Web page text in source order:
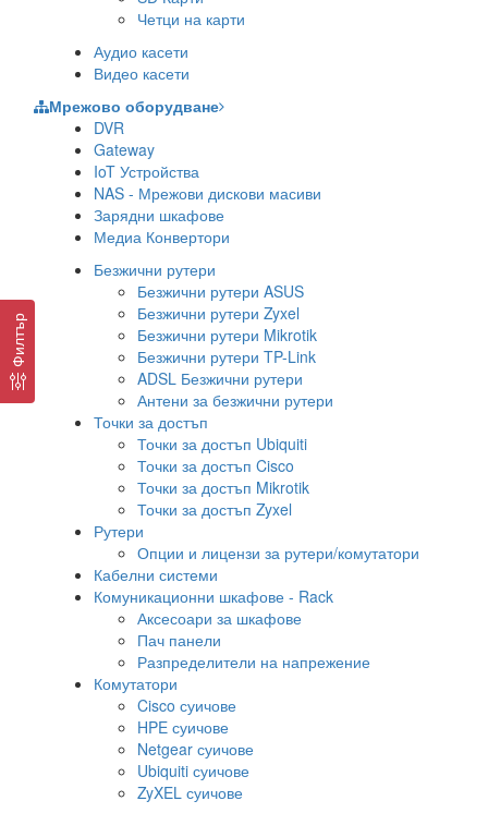
Четци на карти
Аудио касети
Видео касети
Мрежово оборудване
DVR
Gateway
IoT Устройства
NAS - Мрежови дискови масиви
Зарядни шкафове
Медиа Конвертори
Безжични рутери
Безжични рутери ASUS
Безжични рутери Zyxel
Безжични рутери Mikrotik
Безжични рутери TP-Link
ADSL Безжични рутери
Антени за безжични рутери
Точки за достъп
Точки за достъп Ubiquiti
Точки за достъп Cisco
Точки за достъп Mikrotik
Точки за достъп Zyxel
Рутери
Опции и лицензи за рутери/комутатори
Кабелни системи
Комуникационни шкафове - Rack
Аксесоари за шкафове
Пач панели
Разпределители на напрежение
Комутатори
Cisco суичове
HPE суичове
Netgear суичове
Ubiquiti суичове
ZyXEL суичове
Филтър